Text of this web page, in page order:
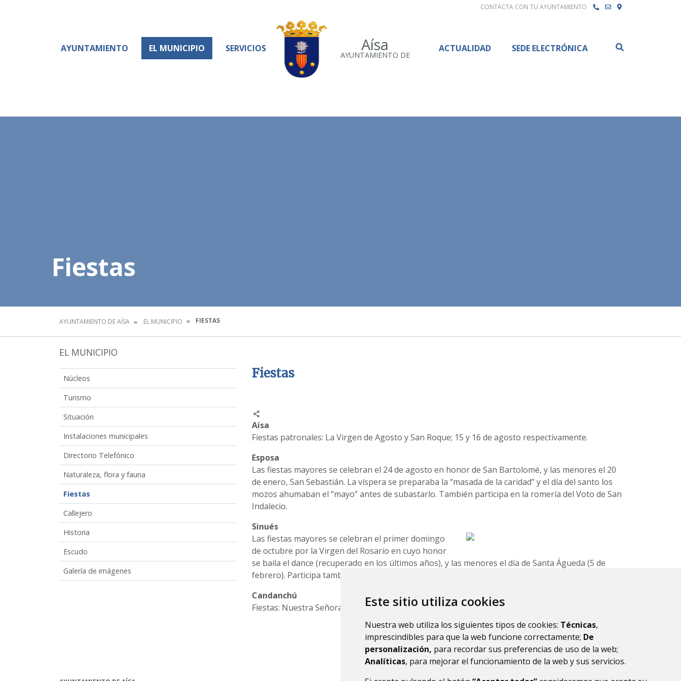
Este sitio utiliza cookies
Nuestra web utiliza los siguientes tipos de cookies: Técnicas,
imprescindibles para que la web funcione correctamente; De
personalización, para recordar sus preferencias de uso de la web;
Analíticas, para mejorar el funcionamiento de la web y sus servicios.
CONTACTA CON TU AYUNTAMIENTO
Aísa
AYUNTAMIENTO DE
AYUNTAMIENTO EL MUNICIPIO SERVICIOS ACTUALIDAD SEDE ELECTRÓNICA
Fiestas
AYUNTAMIENTO DE AÍSA EL MUNICIPIO FIESTAS
EL MUNICIPIO
Núcleos
Turismo
Situación
Instalaciones municipales
Directorio Telefónico
Naturaleza, flora y fauna
Fiestas
Callejero
Historia
Escudo
Galería de imágenes
Fiestas
Aísa
Fiestas patronales: La Virgen de Agosto y San Roque; 15 y 16 de agosto respectivamente.
Esposa
Las fiestas mayores se celebran el 24 de agosto en honor de San Bartolomé, y las menores el 20
de enero, San Sebastián. La víspera se preparaba la “masada de la caridad” y el día del santo los
mozos ahumaban el “mayo” antes de subastarlo. También participa en la romería del Voto de San
Indalecio.
Sinués
Las fiestas mayores se celebran el primer domingo
de octubre por la Virgen del Rosario en cuyo honor
se baila el dance (recuperado en los últimos años), y las menores el día de Santa Águeda (5 de
febrero). Participa también en la romería del Voto de San Indalecio.
Candanchú
Fiestas: Nuestra Señora de las Nieves y San Pastor; 5 y 6 de agosto respectivamente.